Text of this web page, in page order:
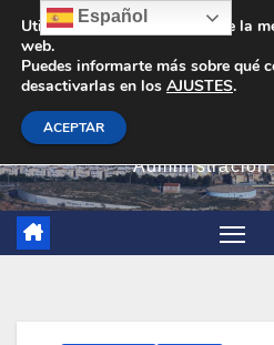
contenido
Administración
Español
Utilizamos cookies para darte la
web.
Puedes informarte más sobre qué
desactivarlas en los AJUSTES.
ACEPTAR